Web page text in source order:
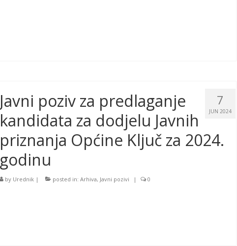
7
JUN 2024
Javni poziv za predlaganje
kandidata za dodjelu Javnih
priznanja Općine Ključ za 2024.
godinu
by Urednik| posted in: Arhiva, Javni pozivi | 0